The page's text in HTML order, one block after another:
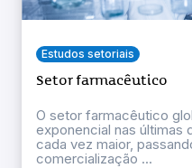
Estudos setoriais
Setor farmacêutico
O setor farmacêutico
exponencial nas últimas
cada vez maior,
comercialização ...